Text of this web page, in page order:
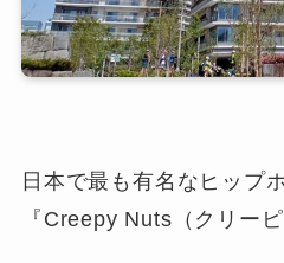
日本で最も有名なヒップ
『Creepy Nuts（クリー